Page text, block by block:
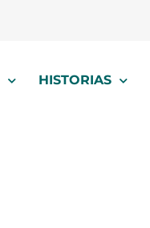
HISTORIAS